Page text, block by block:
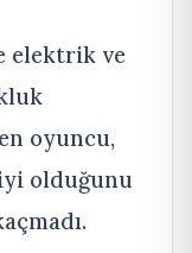
elektrik ve
oyuncu,
olduğunu